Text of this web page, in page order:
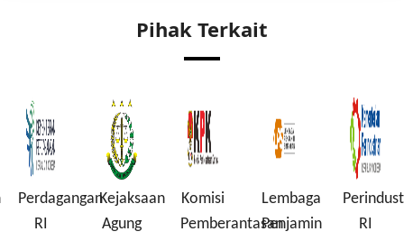
Pihak Terkait
Perdagangan
RI
Kejaksaan
Agung
Komisi
Pemberantasan
Lembaga
Penjamin
RI